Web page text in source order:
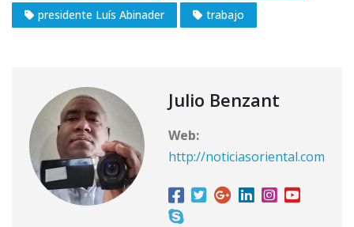
presidente Luís Abinader
trabajo
Julio Benzant
Web:
http://noticiasoriental.com